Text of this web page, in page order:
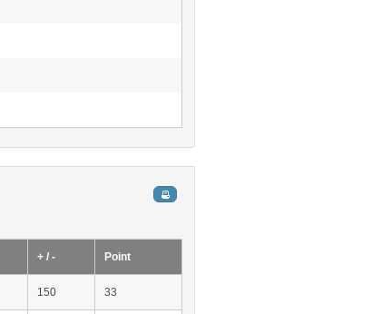
+ / - Point
150 33